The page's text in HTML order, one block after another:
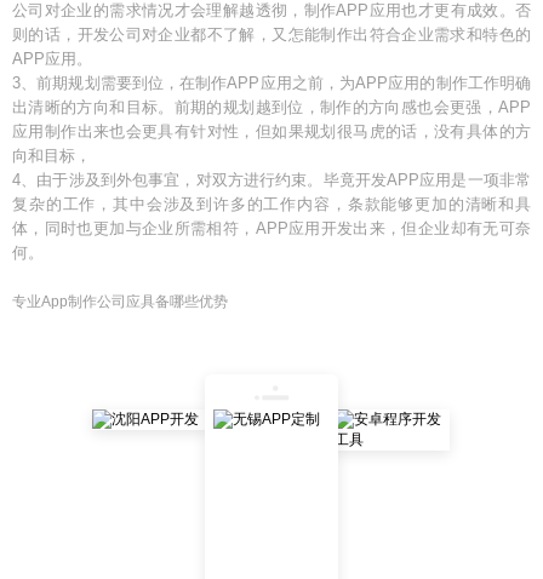
公司对企业的需求情况才会理解越透彻，制作APP应用也才更有成效。否
则的话，开发公司对企业都不了解，又怎能制作出符合企业需求和特色的
APP应用。
3、前期规划需要到位，在制作APP应用之前，为APP应用的制作工作明确
出清晰的方向和目标。前期的规划越到位，制作的方向感也会更强，APP
应用制作出来也会更具有针对性，但如果规划很马虎的话，没有具体的方
向和目标，
4、由于涉及到外包事宜，对双方进行约束。毕竟开发APP应用是一项非常
复杂的工作，其中会涉及到许多的工作内容，条款能够更加的清晰和具
体，同时也更加与企业所需相符，APP应用开发出来，但企业却有无可奈
何。
专业App制作公司应具备哪些优势